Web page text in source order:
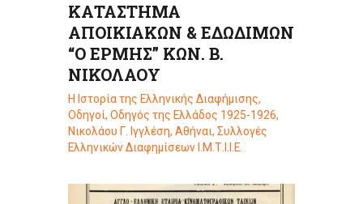
ΚΑΤΑΣΤΗΜΑ
ΑΠΟΙΚΙΑΚΩΝ & ΕΔΩΔΙΜΩΝ
“Ο ΕΡΜΗΣ” ΚΩΝ. Β.
ΝΙΚΟΛΑΟΥ
Η Ιστορία της Ελληνικής Διαφήμισης,
Οδηγοί, Οδηγός της Ελλάδος 1925-1926,
Νικολάου Γ. Ιγγλέση, Αθήναι, Συλλογές
Ελληνικών Διαφημίσεων Ι.Μ.Τ.Ι.Ι.Ε.